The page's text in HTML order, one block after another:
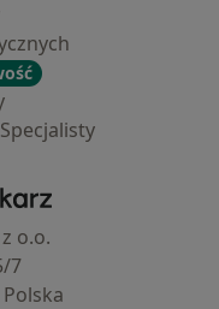
- Strona główna
o.o.
7